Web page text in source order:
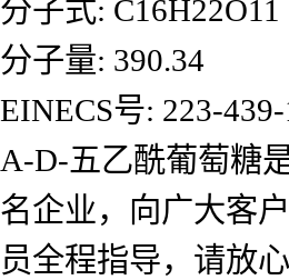
分子式: C16H22O11
分子量: 390.34
EINECS号: 223-439-
Α-D-五乙酰葡萄糖
名企业，向广大客
员全程指导，请放